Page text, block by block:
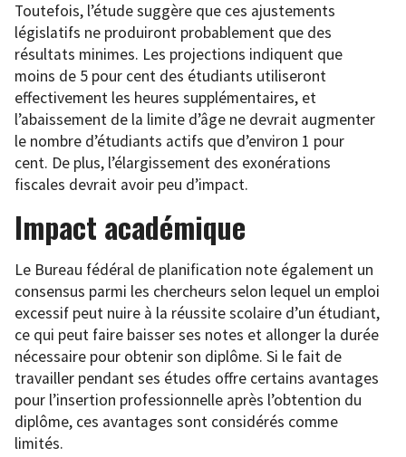
Toutefois, l’étude suggère que ces ajustements
législatifs ne produiront probablement que des
résultats minimes. Les projections indiquent que
moins de 5 pour cent des étudiants utiliseront
effectivement les heures supplémentaires, et
l’abaissement de la limite d’âge ne devrait augmenter
le nombre d’étudiants actifs que d’environ 1 pour
cent. De plus, l’élargissement des exonérations
fiscales devrait avoir peu d’impact.
Impact académique
Le Bureau fédéral de planification note également un
consensus parmi les chercheurs selon lequel un emploi
excessif peut nuire à la réussite scolaire d’un étudiant,
ce qui peut faire baisser ses notes et allonger la durée
nécessaire pour obtenir son diplôme. Si le fait de
travailler pendant ses études offre certains avantages
pour l’insertion professionnelle après l’obtention du
diplôme, ces avantages sont considérés comme
limités.